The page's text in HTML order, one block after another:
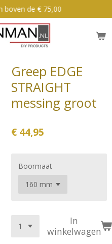
boven de € 75,00
Greep EDGE
STRAIGHT
messing groot
€ 44,95
Boormaat
In
winkelwagen